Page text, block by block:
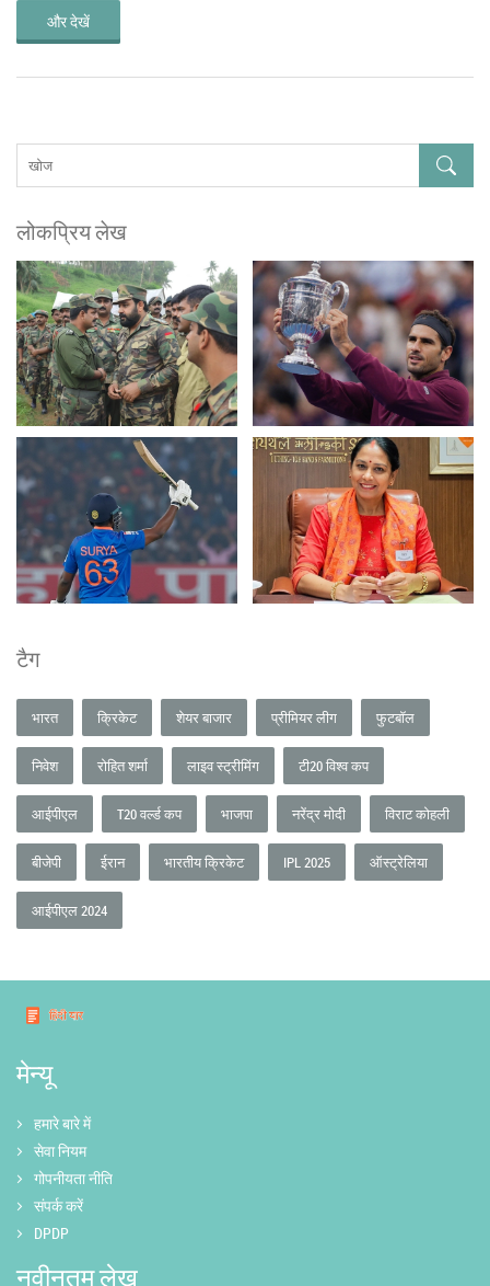
और देखें
लोकप्रिय लेख
टैग
भारत क्रिकेट शेयर बाजार प्रीमियर लीग फुटबॉल
निवेश रोहित शर्मा लाइव स्ट्रीमिंग टी20 विश्व कप
आईपीएल T20 वर्ल्ड कप भाजपा नरेंद्र मोदी विराट कोहली
बीजेपी ईरान भारतीय क्रिकेट IPL 2025 ऑस्ट्रेलिया
आईपीएल 2024
मेन्यू
हमारे बारे में
सेवा नियम
गोपनीयता नीति
संपर्क करें
DPDP
नवीनतम लेख